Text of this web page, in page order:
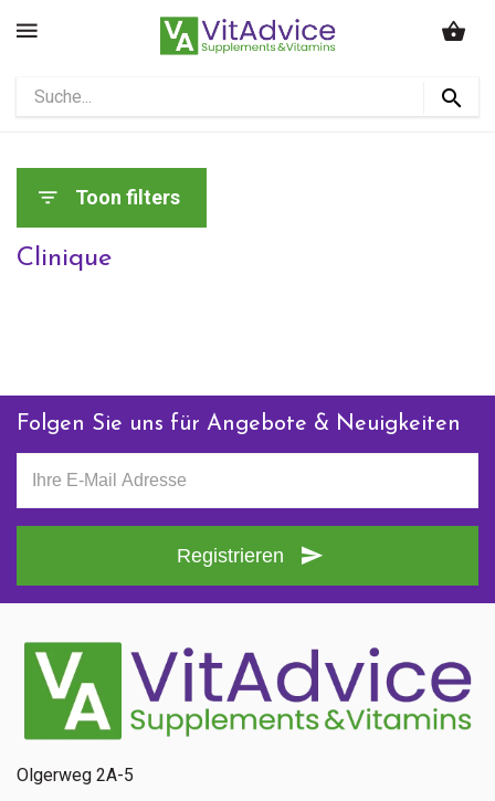
Toon filters
Clinique
Folgen Sie uns für Angebote & Neuigkeiten
Registrieren
Olgerweg 2A-5